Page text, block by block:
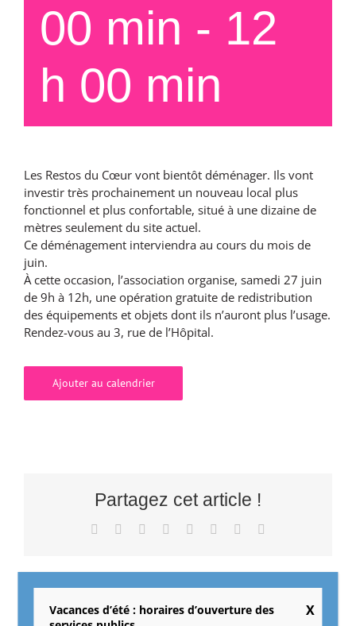
00 min - 12
h 00 min
Les Restos du Cœur vont bientôt déménager. Ils vont
investir très prochainement un nouveau local plus
fonctionnel et plus confortable, situé à une dizaine de
mètres seulement du site actuel.
Ce déménagement interviendra au cours du mois de
juin.
À cette occasion, l’association organise, samedi 27 juin
de 9h à 12h, une opération gratuite de redistribution
des équipements et objets dont ils n’auront plus l’usage.
Rendez-vous au 3, rue de l’Hôpital.
Ajouter au calendrier
Partagez cet article !
Facebook Reddit LinkedIn
TumblrPinterest
Racontines pour les tout-petits à la
Soirée » La Mobiguette
Vacances d’été : horaires d’ouverture des